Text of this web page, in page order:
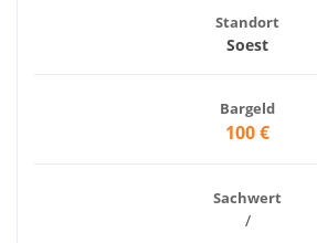
Standort
Soest
Bargeld
100 €
Sachwert
/